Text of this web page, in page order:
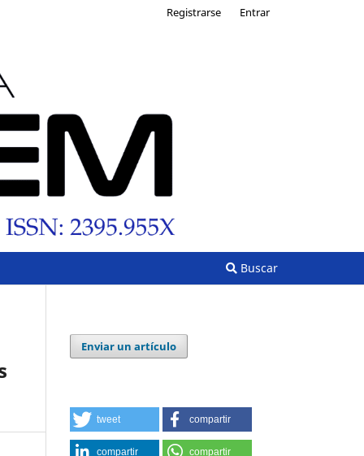
Buscar
Registrarse Entrar
Enviar un artículo
tweet compartir
compartir compartir